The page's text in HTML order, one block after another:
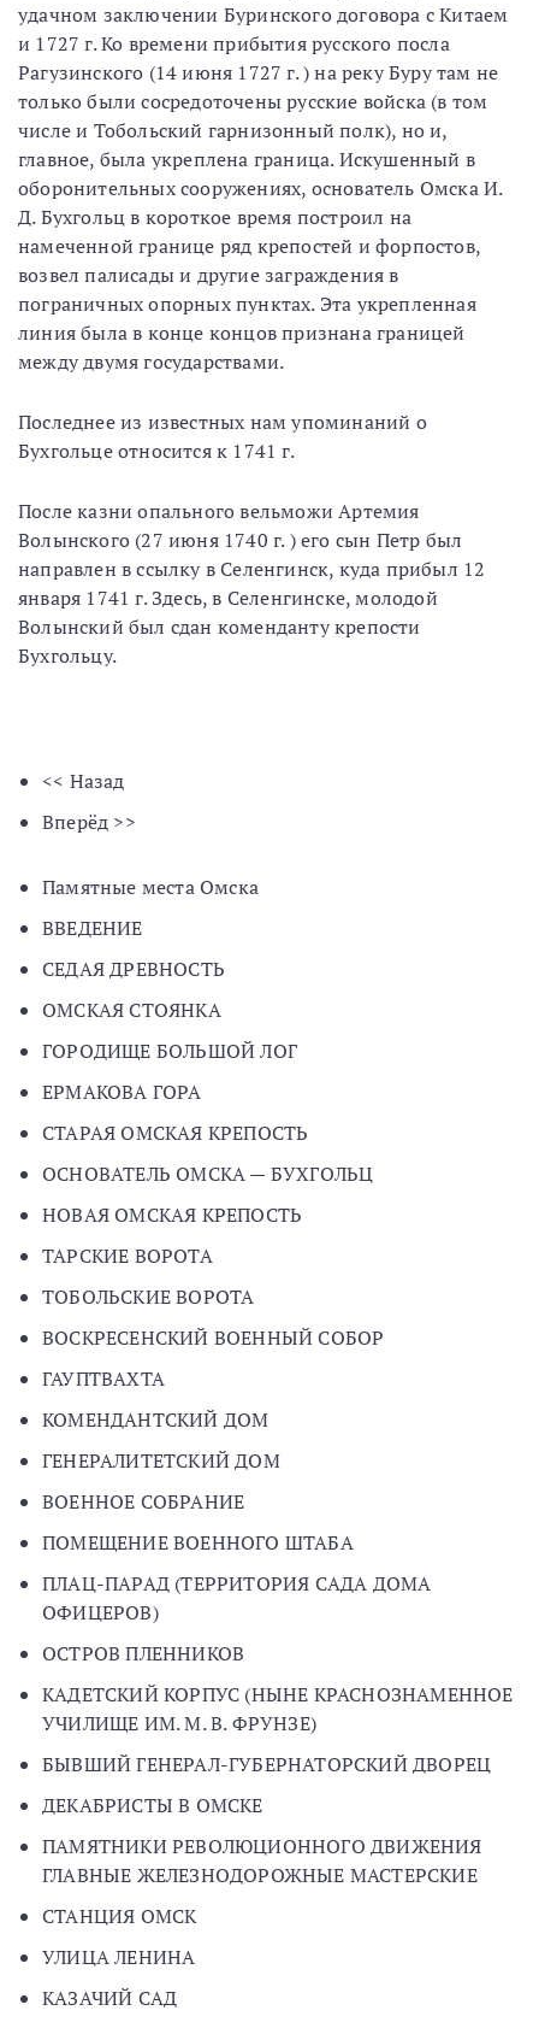
удачном заключении Буринского договора с Китаем
и 1727 г. Ко времени прибытия русского посла
Рагузинского (14 июня 1727 г. ) на реку Буру там не
только были сосредоточены русские войска (в том
числе и Тобольский гарнизонный полк), но и,
главное, была укреплена граница. Искушенный в
оборонительных сооружениях, основатель Омска И.
Д. Бухгольц в короткое время построил на
намеченной границе ряд крепостей и форпостов,
возвел палисады и другие заграждения в
пограничных опорных пунктах. Эта укрепленная
линия была в конце концов признана границей
между двумя государствами.
Последнее из известных нам упоминаний о
Бухгольце относится к 1741 г.
После казни опального вельможи Артемия
Волынского (27 июня 1740 г. ) его сын Петр был
направлен в ссылку в Селенгинск, куда прибыл 12
января 1741 г. Здесь, в Селенгинске, молодой
Волынский был сдан коменданту крепости
Бухгольцу.
<< Назад
Вперёд >>
Памятные места Омска
ВВЕДЕНИЕ
СЕДАЯ ДРЕВНОСТЬ
ОМСКАЯ СТОЯНКА
ГОРОДИЩЕ БОЛЬШОЙ ЛОГ
ЕРМАКОВА ГОРА
СТАРАЯ ОМСКАЯ КРЕПОСТЬ
ОСНОВАТЕЛЬ ОМСКА — БУХГОЛЬЦ
НОВАЯ ОМСКАЯ КРЕПОСТЬ
ТАРСКИЕ ВОРОТА
ТОБОЛЬСКИЕ ВОРОТА
ВОСКРЕСЕНСКИЙ ВОЕННЫЙ СОБОР
ГАУПТВАХТА
КОМЕНДАНТСКИЙ ДОМ
ГЕНЕРАЛИТЕТСКИЙ ДОМ
ВОЕННОЕ СОБРАНИЕ
ПОМЕЩЕНИЕ ВОЕННОГО ШТАБА
ПЛАЦ-ПАРАД (ТЕРРИТОРИЯ САДА ДОМА
ОФИЦЕРОВ)
ОСТРОВ ПЛЕННИКОВ
КАДЕТСКИЙ КОРПУС (НЫНЕ КРАСНОЗНАМЕННОЕ
УЧИЛИЩЕ ИМ. М. В. ФРУНЗЕ)
БЫВШИЙ ГЕНЕРАЛ-ГУБЕРНАТОРСКИЙ ДВОРЕЦ
ДЕКАБРИСТЫ В ОМСКЕ
ПАМЯТНИКИ РЕВОЛЮЦИОННОГО ДВИЖЕНИЯ
ГЛАВНЫЕ ЖЕЛЕЗНОДОРОЖНЫЕ МАСТЕРСКИЕ
СТАНЦИЯ ОМСК
УЛИЦА ЛЕНИНА
КАЗАЧИЙ САД